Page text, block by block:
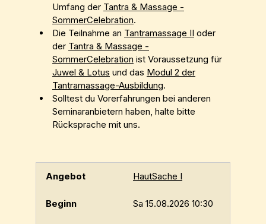
Umfang der Tantra & Massage -
SommerCelebration.
Die Teilnahme an Tantramassage II oder
der Tantra & Massage -
SommerCelebration ist Voraussetzung für
Juwel & Lotus und das Modul 2 der
Tantramassage-Ausbildung.
Solltest du Vorerfahrungen bei anderen
Seminaranbietern haben, halte bitte
Rücksprache mit uns.
HautSache I
Sa 15.08.2026 10:30